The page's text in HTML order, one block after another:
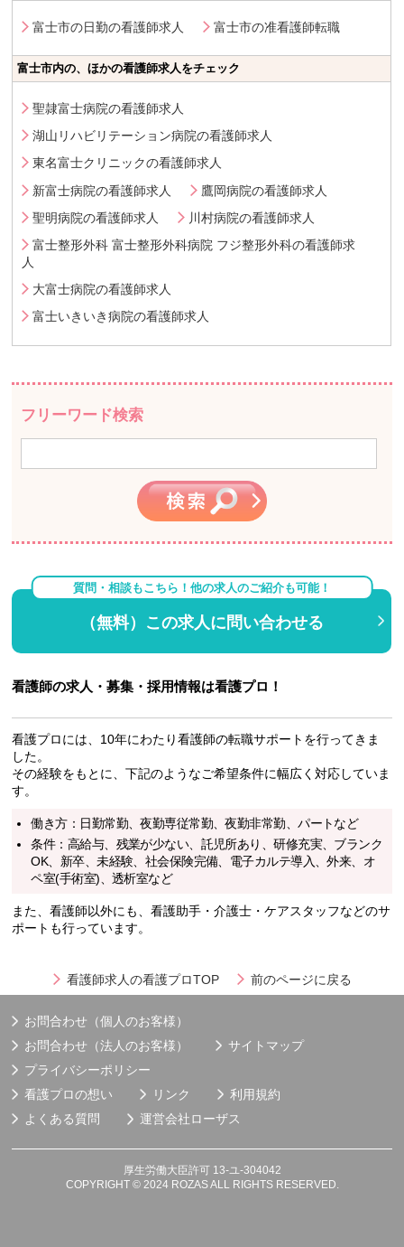
富士市の日勤の看護師求人 富士市の准看護師転職
富士市内の、ほかの看護師求人をチェック
聖隷富士病院の看護師求人
湖山リハビリテーション病院の看護師求人
東名富士クリニックの看護師求人
新富士病院の看護師求人
鷹岡病院の看護師求人
聖明病院の看護師求人
川村病院の看護師求人
富士整形外科 富士整形外科病院 フジ整形外科の看護師求
人
大富士病院の看護師求人
富士いきいき病院の看護師求人
フリーワード検索
質問・相談もこちら！他の求人のご紹介も可能！
（無料）この求人に問い合わせる
看護師の求人・募集・採用情報は看護プロ！
看護プロには、10年にわたり看護師の転職サポートを行ってきま
した。
その経験をもとに、下記のようなご希望条件に幅広く対応していま
す。
働き方：日勤常勤、夜勤専従常勤、夜勤非常勤、パートなど
条件：高給与、残業が少ない、託児所あり、研修充実、ブランク
OK、新卒、未経験、社会保険完備、電子カルテ導入、外来、オ
ペ室(手術室)、透析室など
また、看護師以外にも、看護助手・介護士・ケアスタッフなどのサ
ポートも行っています。
看護師求人の看護プロTOP 前のページに戻る
お問合わせ（個人のお客様）
お問合わせ（法人のお客様）
サイトマップ
プライバシーポリシー
看護プロの想い
リンク
利用規約
よくある質問
運営会社ローザス
厚生労働大臣許可 13-ユ-304042
COPYRIGHT © 2024 ROZAS ALL RIGHTS RESERVED.